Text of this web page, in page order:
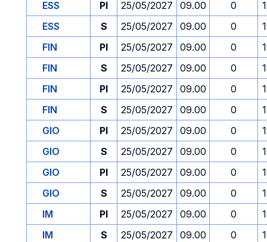
ESS
PI 25/05/2027 09.00 0
ESS
S 25/05/2027 09.00 0
FIN
PI 25/05/2027 09.00 0
FIN
S 25/05/2027 09.00 0
FIN
PI 25/05/2027 09.00 0
FIN
S 25/05/2027 09.00 0
GIO
PI 25/05/2027 09.00 0
GIO
S 25/05/2027 09.00 0
GIO
PI 25/05/2027 09.00 0
GIO
S 25/05/2027 09.00 0
IM
PI 25/05/2027 09.00 0
IM
S 25/05/2027 09.00 0